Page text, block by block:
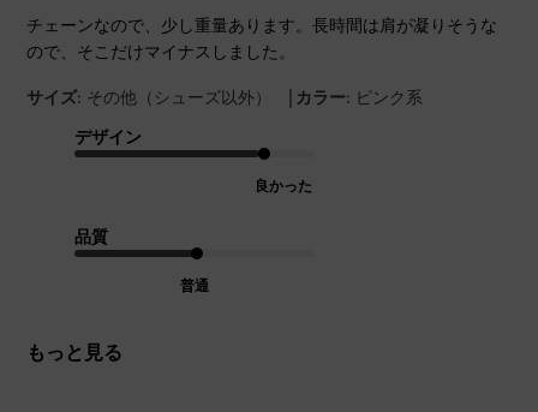
チェーンなので、少し重量あります。長時間は肩が凝りそうな
ので、そこだけマイナスしました。
サイズ: その他（シューズ以外） | カラー: ピンク系
デザイン
良かった
品質
普通
もっと見る